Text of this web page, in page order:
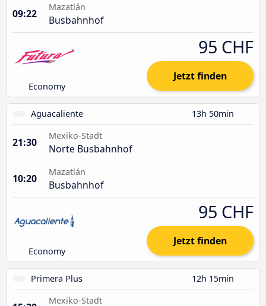
09:22
Mazatlán
Busbahnhof
Economy
95 CHF
Jetzt finden
Aguacaliente 13h 50min
21:30
Mexiko-Stadt
Norte Busbahnhof
10:20
Mazatlán
Busbahnhof
Economy
95 CHF
Jetzt finden
Primera Plus 12h 15min
Mexiko-Stadt